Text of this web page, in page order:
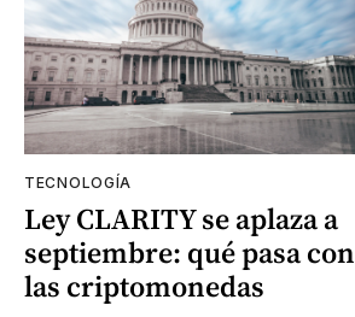
TECNOLOGÍA
Ley CLARITY se aplaza a
septiembre: qué pasa con
las criptomonedas